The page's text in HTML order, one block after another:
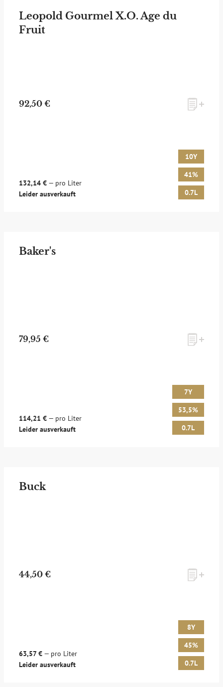
Leopold Gourmel X.O. Age du
Fruit
92,50 €
132,14 € — pro Liter
Leider ausverkauft
10Y
41%
0.7L
Baker's
79,95 €
114,21 € — pro Liter
Leider ausverkauft
7Y
53,5%
0.7L
Buck
44,50 €
63,57 € — pro Liter
Leider ausverkauft
8Y
45%
0.7L
Möchten Sie ein für Newsletter-Abonnenten exklusives
auf dem Laufenden gehalten werden? Dann melden Sie sich